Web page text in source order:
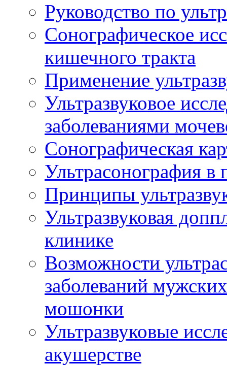
Руководство по
Сонографическое
кишечного тракта
Применение
Ультразвуковое
заболеваниями
Сонографическая
Ультрасонография в
Принципы
Ультразвуковая
клинике
Возможности
заболеваний
мошонки
Ультразвуковые
акушерстве